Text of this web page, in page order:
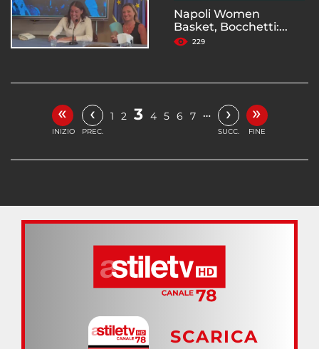
Napoli Women
Basket, Bocchetti:...
229
«
INIZIO
‹
PREC.
1 2 3 4 5 6 7 … ›
SUCC.
»
FINE
SCARICA